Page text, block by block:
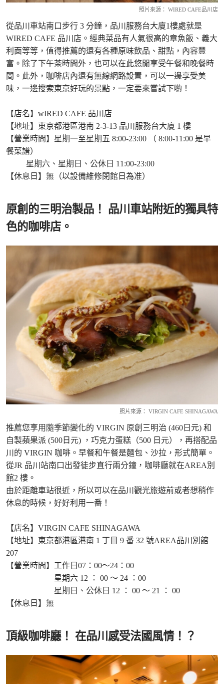
照片來源： WIRED CAFE品川店
從品川車站南口步行 3 分鐘，品川服務台大廈1樓處就是
WIRED CAFE 品川店。經典菜品有人氣很高的章魚飯、義大
利面等等，值得推薦的還有各種原味飲品、甜點，內容豐
富。除了下午茶時間外，也可以在此悠閒享受午餐和晚餐時
間。此外，咖啡店內還有無線網路設置，可以一邊享受美
味，一邊搜索東京好玩的景點，一定要來嘗試下喲！
【店名】wIRED CAFE 品川店
【地址】東京都港區港南 2-3-13 品川服務台大廈 1 樓
【營業時間】星期一至星期五 8:00-23:00 （ 8:00-11:00 是早
餐菜譜）
星期六、星期日、公休日 11:00-23:00
【休息日】無（以設備維修閉館日為准）
原創的三明治製品！ 品川車站附近的獨具特
色的咖啡店。
照片來源： VIRGIN CAFE SHINAGAWA
推薦您享用隨季節變化的 VIRGIN 原創三明治 (460日元) 和
自製蘋果派 (500日元) ，巧克力蛋糕（500 日元），再搭配品
川的 VIRGIN 咖啡。早餐和午餐是麵包、沙拉，形式簡單。
從JR 品川站南口出發徒步直行兩分鐘，咖啡廳就在AREA別
館2 樓。
由於距離車站很近，所以可以在品川觀光旅遊前或者想稍作
休息的時候，好好利用一番！
【店名】VIRGIN CAFE SHINAGAWA
【地址】東京都港區港南 1 丁目 9 番 32 號AREA品川別館
207
【營業時間】工作日07：00～24：00
星期六 12 ： 00 ～ 24 ：00
星期日、公休日 12 ： 00 ～ 21 ： 00
【休息日】無
頂級咖啡廳！ 在品川感受法國風情！？